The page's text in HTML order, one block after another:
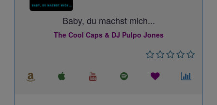
Baby, du machst mich...
The Cool Caps & DJ Pulpo Jones